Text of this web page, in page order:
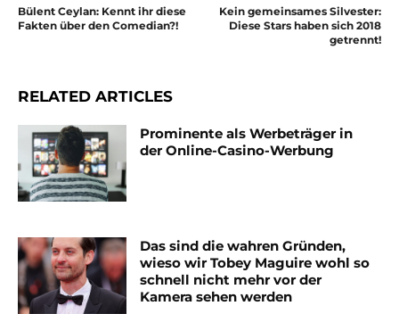
Bülent Ceylan: Kennt ihr diese
Fakten über den Comedian?!
Kein gemeinsames Silvester:
Diese Stars haben sich 2018
getrennt!
RELATED ARTICLES
Prominente als Werbeträger in
der Online-Casino-Werbung
Das sind die wahren Gründen,
wieso wir Tobey Maguire wohl so
schnell nicht mehr vor der
Kamera sehen werden